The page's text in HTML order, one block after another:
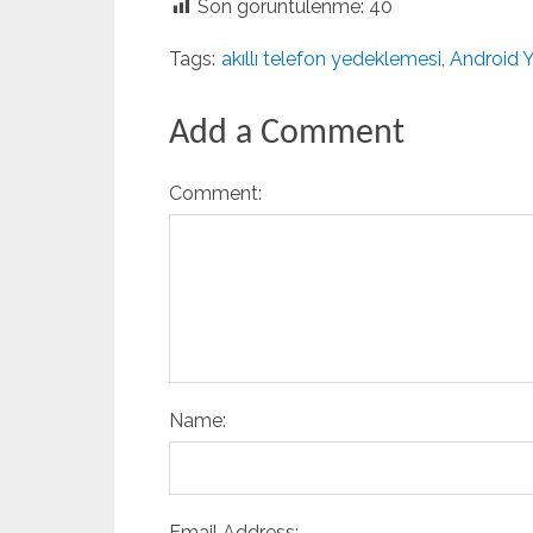
Son görüntülenme: 40
Tags: akıllı telefon yedeklemesi, Android
Add a Comment
Comment:
Name: